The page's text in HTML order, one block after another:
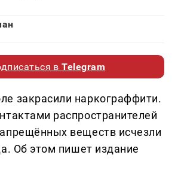
вTelegram
закрасили наркограффити.
распространителей
веществ исчезли
Об этом пишет издание